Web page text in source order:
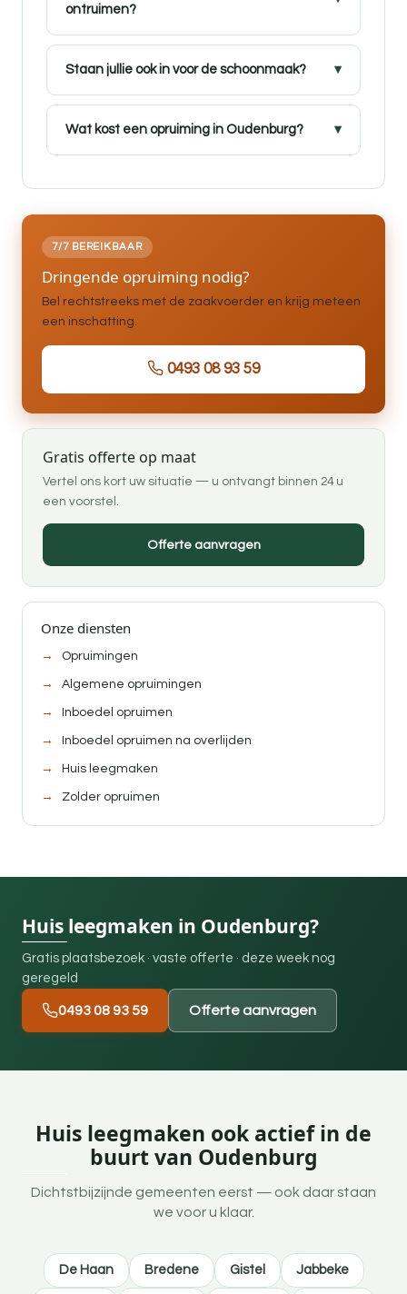
ontruimen?
Staan jullie ook in voor de schoonmaak?
Wat kost een opruiming in Oudenburg?
7/7 BEREIKBAAR
Dringende opruiming nodig?
Bel rechtstreeks met de zaakvoerder en krijg meteen
een inschatting.
0493 08 93 59
Gratis offerte op maat
Vertel ons kort uw situatie — u ontvangt binnen 24 u
een voorstel.
Offerte aanvragen
Onze diensten
Opruimingen
Algemene opruimingen
Inboedel opruimen
Inboedel opruimen na overlijden
Huis leegmaken
Zolder opruimen
Huis leegmaken in Oudenburg?
Gratis plaatsbezoek · vaste offerte · deze week nog
geregeld
0493 08 93 59 Offerte aanvragen
Huis leegmaken ook actief in de
buurt van Oudenburg
Dichtstbijzijnde gemeenten eerst — ook daar staan
we voor u klaar.
De Haan Bredene Gistel Jabbeke